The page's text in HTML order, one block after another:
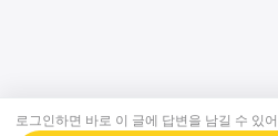
로그인하면 바로 이 글에 답변 을 남길 수 있